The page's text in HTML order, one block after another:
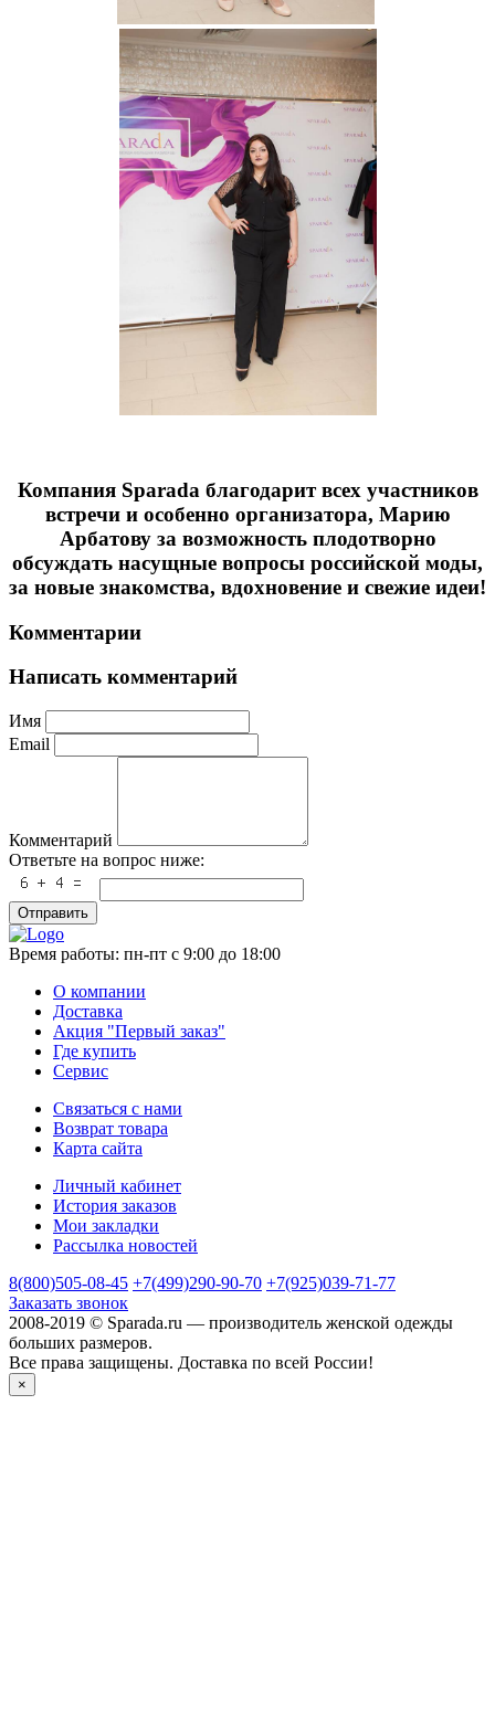
Компания Sparada благодарит всех участников
встречи и особенно организатора, Марию
Арбатову за возможность плодотворно
обсуждать насущные вопросы российской моды,
за новые знакомства, вдохновение и свежие идеи!
Комментарии
Написать комментарий
Имя
Email
Комментарий
Ответьте на вопрос ниже:
Отправить
Время работы: пн-пт с 9:00 до 18:00
О компании
Доставка
Акция "Первый заказ"
Где купить
Сервис
Связаться с нами
Возврат товара
Карта сайта
Личный кабинет
История заказов
Мои закладки
Рассылка новостей
8(800)505-08-45 +7(499)290-90-70 +7(925)039-71-77
Заказать звонок
2008-2019 © Sparada.ru — производитель женской одежды
больших размеров.
Все права защищены. Доставка по всей России!
×